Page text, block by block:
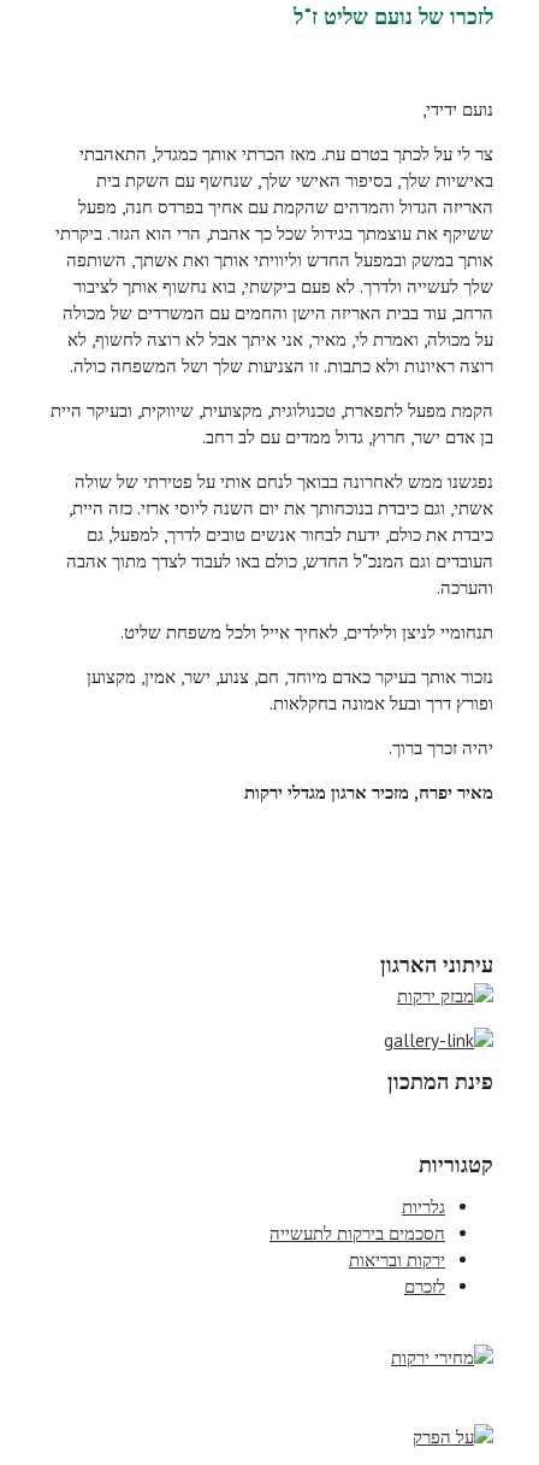
לזכרו של נועם שליט ז"ל
נועם ידידי,
צר לי על לכתך בטרם עת. מאז הכרתי אותך כמגדל, התאהבתי
באישיות שלך, בסיפור האישי שלך, שנחשף עם השקת בית
האריזה הגדול והמדהים שהקמת עם אחיך בפרדס חנה, מפעל
ששיקף את עוצמתך בגידול שכל כך אהבת, הרי הוא הגזר. ביקרתי
אותך במשק ובמפעל החדש וליוויתי אותך ואת אשתך, השותפה
שלך לעשייה ולדרך. לא פעם ביקשתי, בוא נחשוף אותך לציבור
הרחב, עוד בבית האריזה הישן והחמים עם המשרדים של מכולה
על מכולה, ואמרת לי, מאיר, אני איתך אבל לא רוצה לחשוף, לא
רוצה ראיונות ולא כתבות. זו הצניעות שלך ושל המשפחה כולה.
הקמת מפעל לתפארת, טכנולוגית, מקצועית, שיווקית, ובעיקר היית
בן אדם ישר, חרוץ, גדול ממדים עם לב רחב.
נפגשנו ממש לאחרונה בבואך לנחם אותי על פטירתי של שולה
אשתי, וגם כיבדת בנוכחותך את יום השנה ליוסי ארזי. כזה היית,
כיבדת את כולם, ידעת לבחור אנשים טובים לדרך, למפעל, גם
העובדים וגם המנכ"ל החדש, כולם באו לעבוד לצדך מתוך אהבה
והערכה.
תנחומיי לניצן ולילדים, לאחיך אייל ולכל משפחת שליט.
נזכור אותך בעיקר כאדם מיוחד, חם, צנוע, ישר, אמין, מקצוען
ופורץ דרך ובעל אמונה בחקלאות.
יהיה זכרך ברוך.
מאיר יפרח, מזכיר ארגון מגדלי ירקות
עיתוני הארגון
פינת המתכון
קטגוריות
גלריות
הסכמים בירקות לתעשייה
ירקות ובריאות
לזכרם